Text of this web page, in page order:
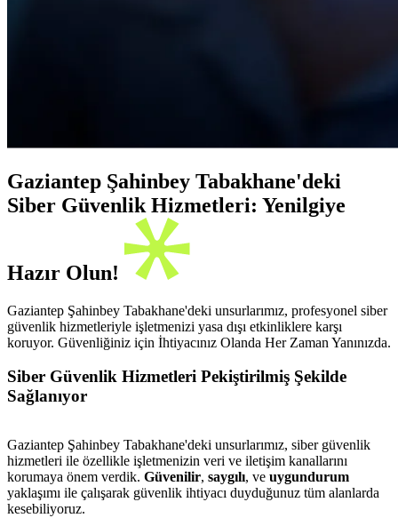
Gaziantep Şahinbey Tabakhane'deki
Siber Güvenlik Hizmetleri: Yenilgiye
Hazır Olun!
Gaziantep Şahinbey Tabakhane'deki unsurlarımız, profesyonel siber
güvenlik hizmetleriyle işletmenizi yasa dışı etkinliklere karşı
koruyor. Güvenliğiniz için İhtiyacınız Olanda Her Zaman Yanınızda.
Siber Güvenlik Hizmetleri Pekiştirilmiş Şekilde
Sağlanıyor
Gaziantep Şahinbey Tabakhane'deki unsurlarımız, siber güvenlik
hizmetleri ile özellikle işletmenizin veri ve iletişim kanallarını
korumaya önem verdik. Güvenilir, saygılı, ve uygundurum
yaklaşımı ile çalışarak güvenlik ihtiyacı duyduğunuz tüm alanlarda
kesebiliyoruz.